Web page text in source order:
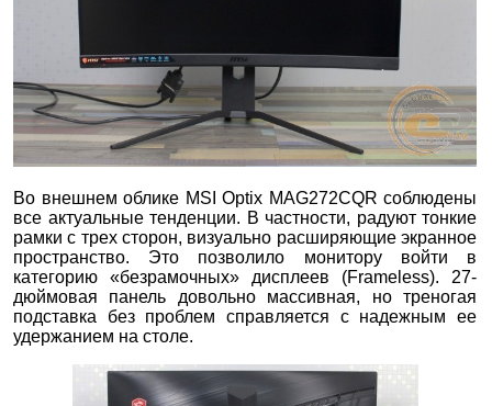
Во внешнем облике MSI Optix MAG272CQR соблюдены
все актуальные тенденции. В частности, радуют тонкие
рамки с трех сторон, визуально расширяющие экранное
пространство. Это позволило монитору войти в
категорию «безрамочных» дисплеев (Frameless). 27-
дюймовая панель довольно массивная, но треногая
подставка без проблем справляется с надежным ее
удержанием на столе.